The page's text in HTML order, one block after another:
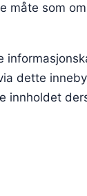
måte som
dette
innholdet